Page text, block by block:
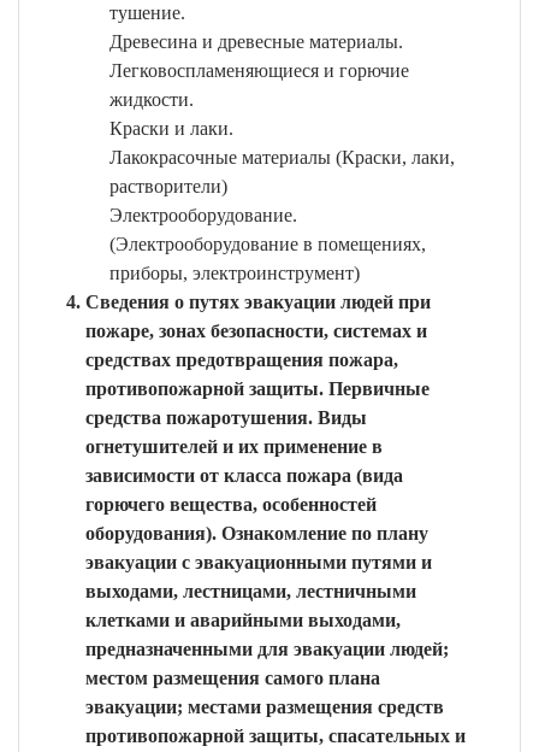
тушение.
Древесина и древесные материалы.
Легковоспламеняющиеся и горючие
жидкости.
Краски и лаки.
Лакокрасочные материалы (Краски, лаки,
растворители)
Электрооборудование.
(Электрооборудование в помещениях,
приборы, электроинструмент)
Сведения о путях эвакуации людей при
пожаре, зонах безопасности, системах и
средствах предотвращения пожара,
противопожарной защиты. Первичные
средства пожаротушения. Виды
огнетушителей и их применение в
зависимости от класса пожара (вида
горючего вещества, особенностей
оборудования). Ознакомление по плану
эвакуации с эвакуационными путями и
выходами, лестницами, лестничными
клетками и аварийными выходами,
предназначенными для эвакуации людей;
местом размещения самого плана
эвакуации; местами размещения средств
противопожарной защиты, спасательных и